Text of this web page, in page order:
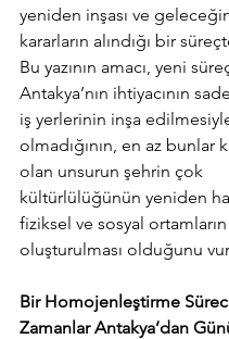
yeniden inşası ve
kararların alındığı bir
Bu yazının amacı, yeni
Antakya’nın ihtiyacının
iş yerlerinin inşa edilmesiyle
olmadığının, en az bunlar
olan unsurun şehrin çok
kültürlülüğünün yeniden
fiziksel ve sosyal ortamların
oluşturulması olduğunu
Bir Homojenleştirme
Zamanlar Antakya’dan